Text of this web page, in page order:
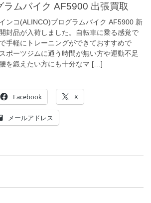
ラムバイク AF5900 出張買取
ンコ(ALINCO)プログラムバイク AF5900 新
封品が入荷しました。自転車に乗る感覚で
手軽にトレーニングができておすすめで
ポーツジムに通う時間が無い方や運動不足
を鍛えたい方にも十分なマ […]
Facebook X
メールアドレス